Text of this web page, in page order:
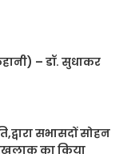
– डॉ. सुधाकर
सभासदों सोहन
का किया